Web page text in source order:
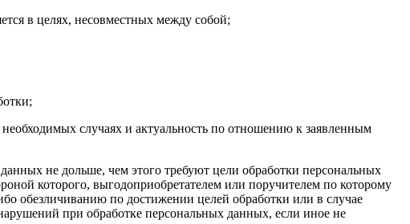
в целях, несовместных между собой;
случаях и актуальность по отношению к заявленным
не дольше, чем этого требуют цели обработки персональных
которого, выгодоприобретателем или поручителем по которому
обезличиванию по достижении целей обработки или в случае
при обработке персональных данных, если иное не